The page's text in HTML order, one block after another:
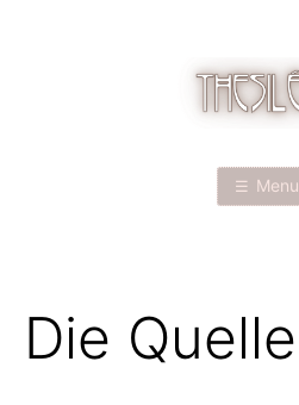
Menu
Die Quelle